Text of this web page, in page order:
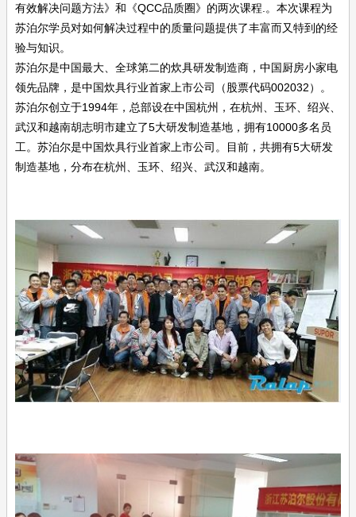
有效解决问题方法》和《QCC品质圈》的两次课程.。本次课程为
苏泊尔学员对如何解决过程中的质量问题提供了丰富而又特到的经
验与知识。
苏泊尔是中国最大、全球第二的炊具研发制造商，中国厨房小家电
领先品牌，是中国炊具行业首家上市公司（股票代码002032）。
苏泊尔创立于1994年，总部设在中国杭州，在杭州、玉环、绍兴、
武汉和越南胡志明市建立了5大研发制造基地，拥有10000多名员
工。苏泊尔是中国炊具行业首家上市公司。目前，共拥有5大研发
制造基地，分布在杭州、玉环、绍兴、武汉和越南。